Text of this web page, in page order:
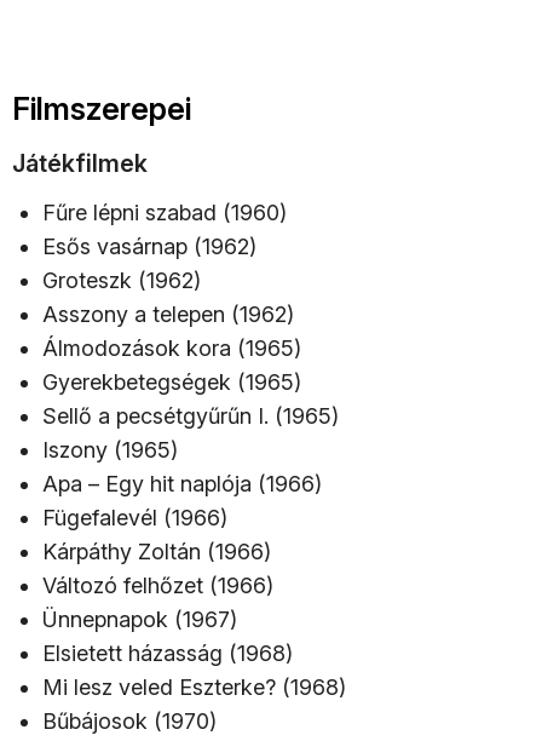
Filmszerepei
Játékfilmek
Fűre lépni szabad (1960)
Esős vasárnap (1962)
Groteszk (1962)
Asszony a telepen (1962)
Álmodozások kora (1965)
Gyerekbetegségek (1965)
Sellő a pecsétgyűrűn I. (1965)
Iszony (1965)
Apa – Egy hit naplója (1966)
Fügefalevél (1966)
Kárpáthy Zoltán (1966)
Változó felhőzet (1966)
Ünnepnapok (1967)
Elsietett házasság (1968)
Mi lesz veled Eszterke? (1968)
Bűbájosok (1970)